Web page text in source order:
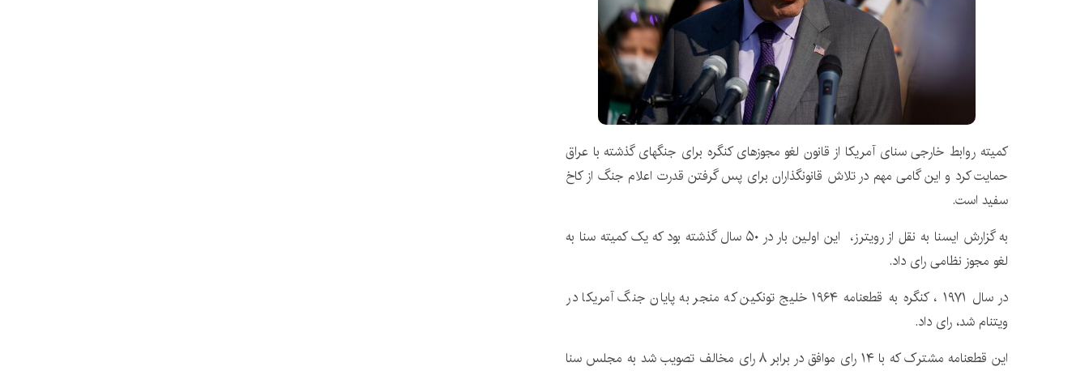
کمیته روابط خارجی سنای آمریکا از قانون لغو مجوزهای کنگره برای جنگهای گذشته با عراق
حمایت کرد و این گامی مهم در تلاش قانونگذاران برای پس گرفتن قدرت اعلام جنگ از کاخ
سفید است.
به گزارش ایسنا به نقل از رویترز، این اولین بار در ۵۰ سال گذشته بود که یک کمیته سنا به
لغو مجوز نظامی رای داد.
در سال ۱۹۷۱ ، کنگره به قطعنامه ۱۹۶۴ خلیج تونکین که منجر به پایان جنگ آمریکا در
ویتنام شد، رای داد.
این قطعنامه مشترک که با ۱۴ رای موافق در برابر ۸ رای مخالف تصویب شد به مجلس سنا